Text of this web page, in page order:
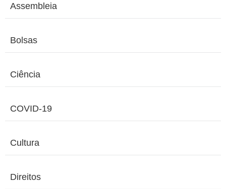
Assembleia
Bolsas
Ciência
COVID-19
Cultura
Direitos